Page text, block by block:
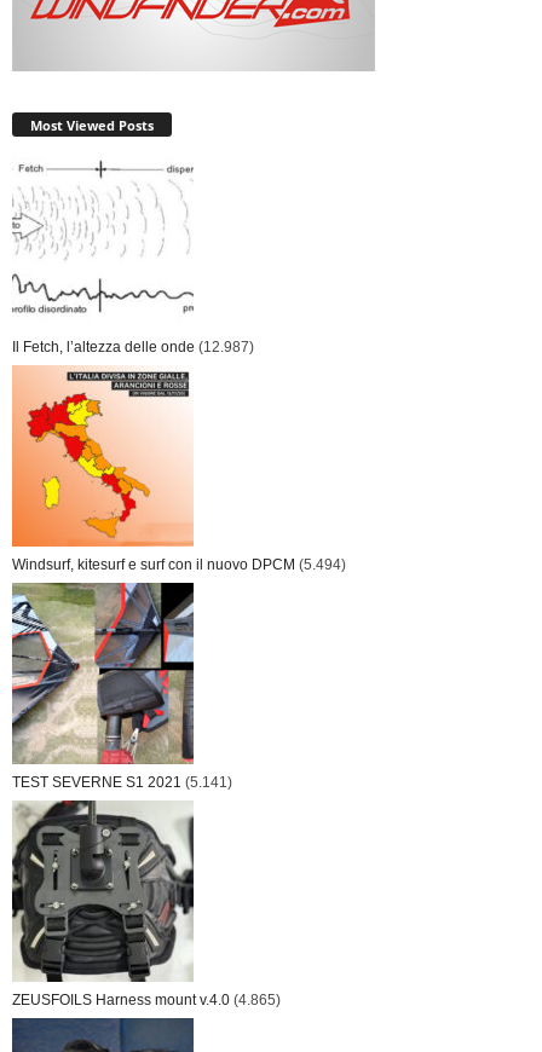
Most Viewed Posts
Il Fetch, l’altezza delle onde (12.987)
Windsurf, kitesurf e surf con il nuovo DPCM (5.494)
TEST SEVERNE S1 2021 (5.141)
ZEUSFOILS Harness mount v.4.0 (4.865)